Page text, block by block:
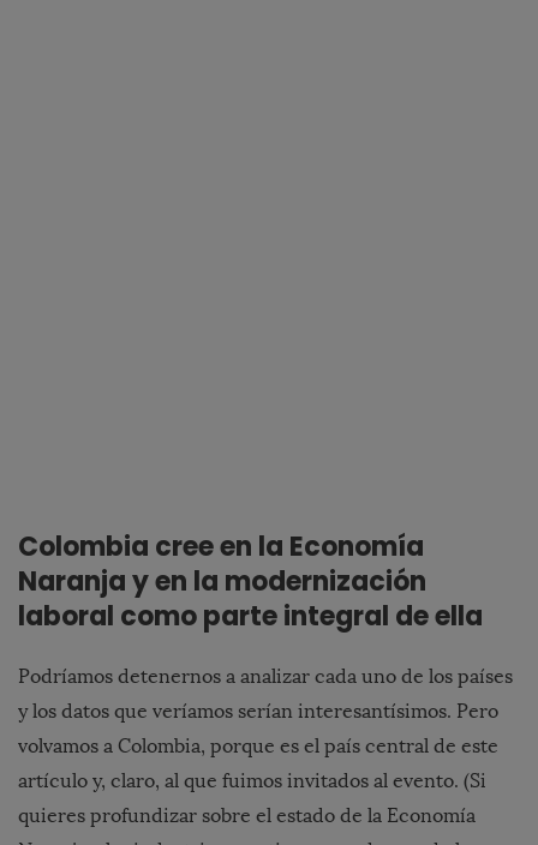
Colombia cree en la Economía
Naranja y en la modernización
laboral como parte integral de ella
Podríamos detenernos a analizar cada uno de los países
y los datos que veríamos serían interesantísimos. Pero
volvamos a Colombia, porque es el país central de este
artículo y, claro, al que fuimos invitados al evento. (Si
quieres profundizar sobre el estado de la Economía